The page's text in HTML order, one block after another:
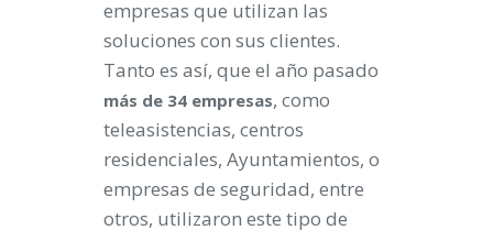
empresas que utilizan las
soluciones con sus clientes.
Tanto es así, que el año pasado
más de 34 empresas, como
teleasistencias, centros
residenciales, Ayuntamientos, o
empresas de seguridad, entre
otros, utilizaron este tipo de